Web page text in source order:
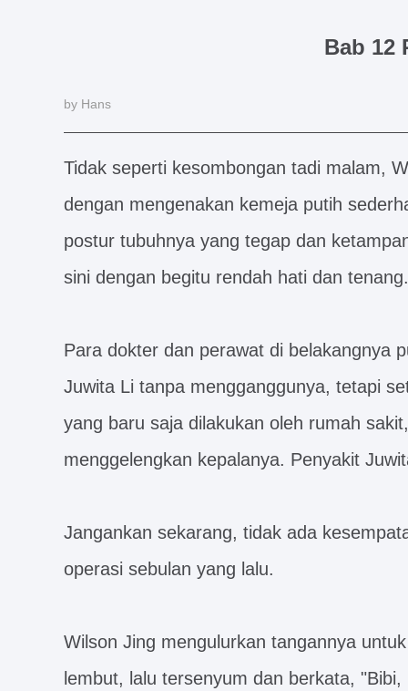
Bab 12
by Hans
Tidak seperti kesombongan tadi malam,
dengan mengenakan kemeja putih
postur tubuhnya yang tegap dan
sini dengan begitu rendah hati dan tenang.
Para dokter dan perawat di belakangnya
Juwita Li tanpa mengganggunya, tetapi
yang baru saja dilakukan oleh rumah
menggelengkan kepalanya. Penyakit
Jangankan sekarang, tidak ada
operasi sebulan yang lalu.
Wilson Jing mengulurkan tangannya
lembut, lalu tersenyum dan berkata,